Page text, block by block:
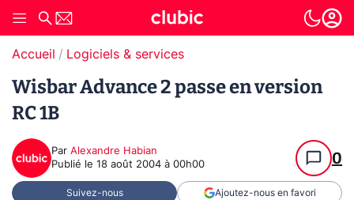
Accueil Logiciels & services
Wisbar Advance 2 passe en version
RC 1B
Par Alexandre Habian
Publié le 18 août 2004 à 00h00 0
Suivez-nous Ajoutez-nous en favori